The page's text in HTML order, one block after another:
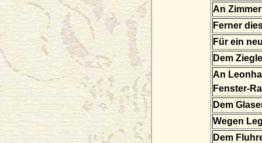
An
Ferner
Für ein
Dem
An
Fenster-
Dem
Wegen
Dem